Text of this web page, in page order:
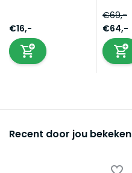
€16,-
€69,-
€64,-
Recent door jou bekeken